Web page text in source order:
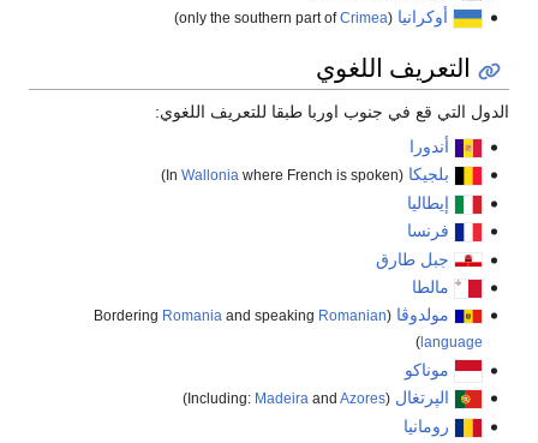
أوكرانيا (only the southern part of
Crimea
)
التعريف اللغوي
الدول التي قع في جنوب اوربا طبقا للتعريف اللغوي:
أندورا
بلجيكا (In
Wallonia where French is spoken)
إيطاليا
فرنسا
جبل طارق
مالطا
مولدوڤا (Bordering
Romania and speaking Romanian
language
)
موناكو
الپرتغال (Including:
Madeira and Azores
)
رومانيا